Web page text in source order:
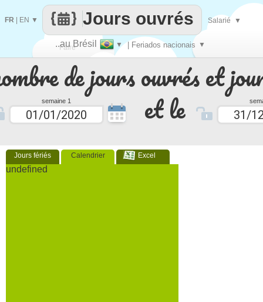
de jours ouvrés et
semaine 1 et le
Jours fériés Calendrier Excel
undefined
Faire
que
..au Brésil ▼ | Feriados nacionais ▼
Jours ouvrés
FR EN ▼ Salarié ▼